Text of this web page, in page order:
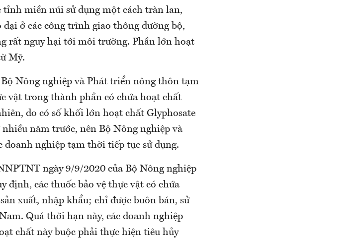
miền núi sử dụng một cách tràn lan,
ở các công trình giao thông đường bộ,
rất nguy hại tới môi trường. Phần lớn hoạt
Mỹ.
Nông nghiệp và Phát triển nông thôn tạm
vật trong thành phần có chứa hoạt chất
do có số khối lớn hoạt chất Glyphosate
năm trước, nên Bộ Nông nghiệp và
doanh nghiệp tạm thời tiếp tục sử dụng.
ngày 9/9/2020 của Bộ Nông nghiệp
định, các thuốc bảo vệ thực vật có chứa
xuất, nhập khẩu; chỉ được buôn bán, sử
Quá thời hạn này, các doanh nghiệp
chất này buộc phải thực hiện tiêu hủy